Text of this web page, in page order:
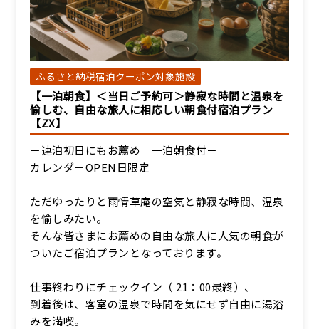
ふるさと納税宿泊クーポン対象施設
【一泊朝食】＜当日ご予約可＞静寂な時間と温泉を
愉しむ、自由な旅人に相応しい朝食付宿泊プラン
【ZX】
－連泊初日にもお薦め 一泊朝食付－
カレンダーOPEN日限定
ただゆったりと雨情草庵の空気と静寂な時間、温泉
を愉しみたい。
そんな皆さまにお薦めの自由な旅人に人気の朝食が
ついたご宿泊プランとなっております。
仕事終わりにチェックイン（ 21：00最終）、
到着後は、客室の温泉で時間を気にせず自由に湯浴
みを満喫。